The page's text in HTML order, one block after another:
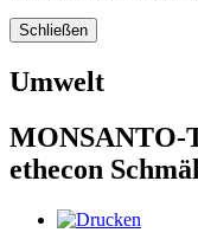
Schließen
Umwelt
MONSANTO-
ethecon